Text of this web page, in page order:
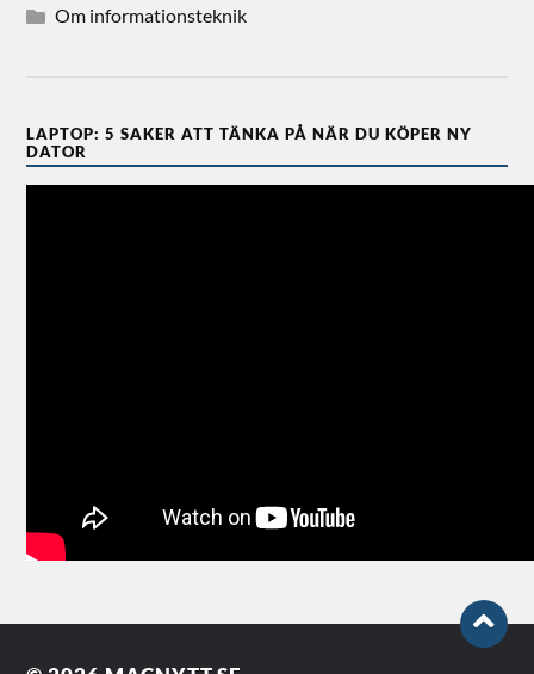
Om informationsteknik
LAPTOP: 5 SAKER ATT TÄNKA PÅ NÄR DU KÖPER NY
DATOR